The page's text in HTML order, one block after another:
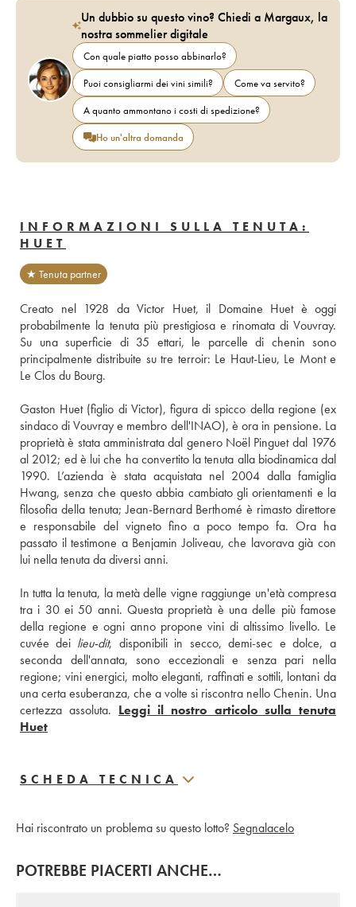
Un dubbio su questo vino? Chiedi a Margaux, la
nostra sommelier digitale
Con quale piatto posso abbinarlo?
Puoi consigliarmi dei vini simili?
Come va servito?
A quanto ammontano i costi di spedizione?
Ho un'altra domanda
INFORMAZIONI SULLA TENUTA:
HUET
★ Tenuta partner
Creato nel 1928 da Victor Huet, il Domaine Huet è oggi
probabilmente la tenuta più prestigiosa e rinomata di Vouvray.
Su una superficie di 35 ettari, le parcelle di chenin sono
principalmente distribuite su tre terroir: Le Haut-Lieu, Le Mont e
Le Clos du Bourg.
Gaston Huet (figlio di Victor), figura di spicco della regione (ex
sindaco di Vouvray e membro dell'INAO), è ora in pensione. La
proprietà è stata amministrata dal genero Noël Pinguet dal 1976
al 2012; ed è lui che ha convertito la tenuta alla biodinamica dal
1990. L’azienda è stata acquistata nel 2004 dalla famiglia
Hwang, senza che questo abbia cambiato gli orientamenti e la
filosofia della tenuta; Jean-Bernard Berthomé è rimasto direttore
e responsabile del vigneto fino a poco tempo fa. Ora ha
passato il testimone a Benjamin Joliveau, che lavorava già con
lui nella tenuta da diversi anni.
In tutta la tenuta, la metà delle vigne raggiunge un'età compresa
tra i 30 ei 50 anni. Questa proprietà è una delle più famose
della regione e ogni anno propone vini di altissimo livello. Le
cuvée dei lieu-dit, disponibili in secco, demi-sec e dolce, a
seconda dell'annata, sono eccezionali e senza pari nella
regione; vini energici, molto eleganti, raffinati e sottili, lontani da
una certa esuberanza, che a volte si riscontra nello Chenin. Una
certezza assoluta. Leggi il nostro articolo sulla tenuta
Huet
SCHEDA TECNICA
Hai riscontrato un problema su questo lotto? Segnalacelo
POTREBBE PIACERTI ANCHE…